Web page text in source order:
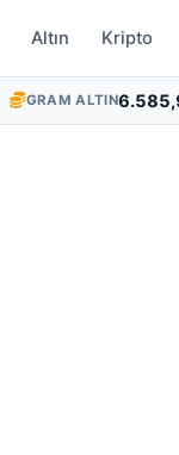
Altın Kripto
GRAM ALTIN